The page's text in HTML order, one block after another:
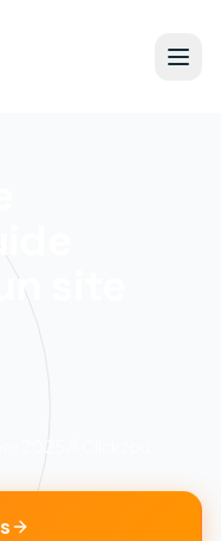
site
2025